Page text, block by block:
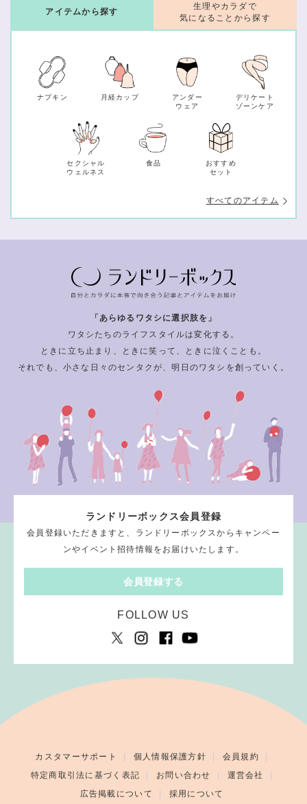
アイテムから探す
ナプキン 月経カップ
アンダー
ウェア
デリケート
ゾーンケア
セクシャル
ウェルネス
食品
おすすめ
セット
すべてのアイテム
生理やカラダで
気になることから探す
「あらゆるワタシに選択肢を」
ワタシたちのライフスタイルは変化する。
ときに立ち止まり、ときに笑って、ときに泣くことも。
それでも、小さな日々のセンタクが、明日のワタシを創っていく。
ランドリーボックス会員登録
会員登録いただきますと、ランドリーボックスからキャンペー
ンやイベント招待情報をお届けいたします。
会員登録する
FOLLOW US
カスタマーサポート 個人情報保護方針
会員規約
特定商取引法に基づく表記
お問い合わせ
運営会社
広告掲載について
採用について